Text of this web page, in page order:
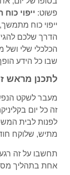
פשוט: ייפוי
ייפוי כוח
הדרך שלכם
הכלכלי שלי ושל
שבו כל הידע
לתכנן מראש
מעבר לשקט
זה כל יום
לפנות לבית
מתיש, שלוקח
תחשבו על זה
אחת בתהליך